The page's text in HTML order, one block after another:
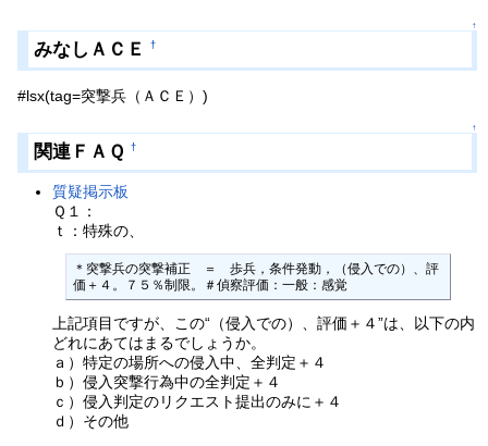
↑
みなしＡＣＥ †
#lsx(tag=突撃兵（ＡＣＥ）)
↑
関連ＦＡＱ †
質疑掲示板
Ｑ１：
ｔ：特殊の、
＊突撃兵の突撃補正　＝　歩兵，条件発動，（侵入での）、評
価＋４。７５％制限。＃偵察評価：一般：感覚
上記項目ですが、この“（侵入での）、評価＋４”は、以下の内
どれにあてはまるでしょうか。
ａ）特定の場所への侵入中、全判定＋４
ｂ）侵入突撃行為中の全判定＋４
ｃ）侵入判定のリクエスト提出のみに＋４
ｄ）その他